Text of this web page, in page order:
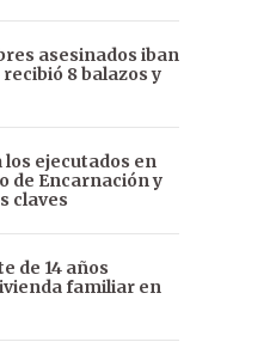
asesinados iban
8 balazos y
ejecutados en
de Encarnación y
claves
de 14 años
familiar en